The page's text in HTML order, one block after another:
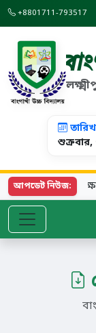
+8801711-793517
আপডেট নিউজ:
চলছে। আগ্রহী